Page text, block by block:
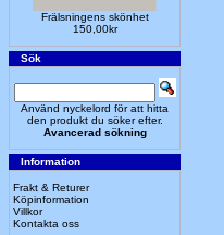
Frälsningens skönhet
150,00kr
Sök
Använd nyckelord för att hitta
den produkt du söker efter.
Avancerad sökning
Information
Frakt & Returer
Köpinformation
Villkor
Kontakta oss